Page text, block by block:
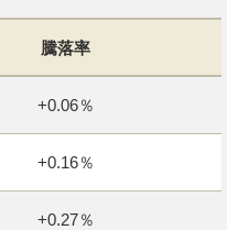
騰落率
+0.06％
+0.16％
+0.27％